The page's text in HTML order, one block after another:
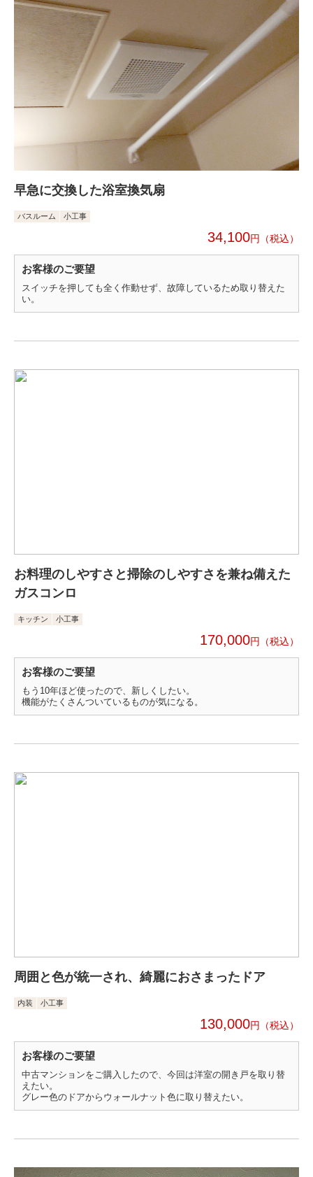
早急に交換した浴室換気扇
バスルーム 小工事
34,100円
お客様のご要望
スイッチを押しても全く作動せず、故障しているため取り替えた
い。
お料理のしやすさと掃除のしやすさを兼ね備えた
ガスコンロ
キッチン 小工事
170,000円
お客様のご要望
もう10年ほど使ったので、新しくしたい。
機能がたくさんついているものが気になる。
周囲と色が統一され、綺麗におさまったドア
内装 小工事
130,000円
お客様のご要望
中古マンションをご購入したので、今回は洋室の開き戸を取り替
えたい。
グレー色のドアからウォールナット色に取り替えたい。